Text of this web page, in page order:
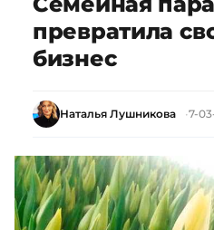
превратила
бизнес
Наталья Лушникова 7-